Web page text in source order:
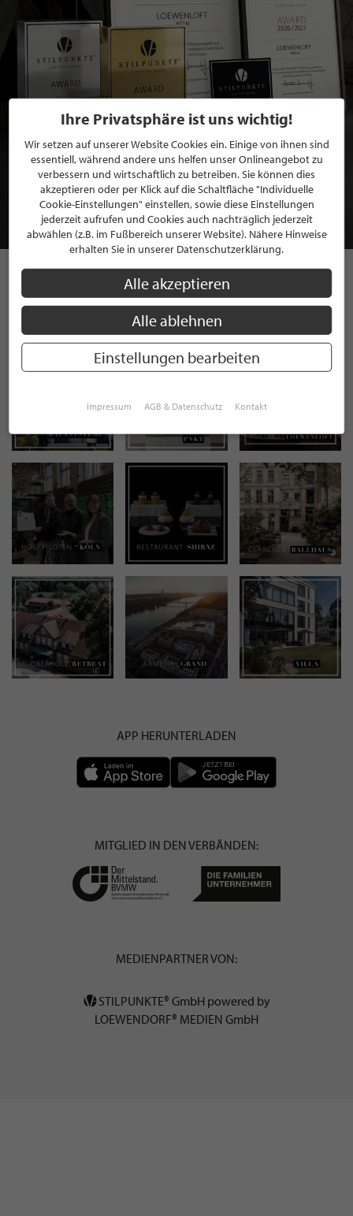
BEWERBEN SIE SICH FÜR EINE GRATIS
MITGLIEDSCHAFT BEI STILPUNKTE®
JETZT GRATIS BEWERBEN
STILPUNKTE AUF
INSTAGRAM
APP HERUNTERLADEN
MITGLIED IN DEN VERBÄNDEN:
MEDIENPARTNER VON:
STILPUNKTE® GmbH powered by
LOEWENDORF® MEDIEN GmbH
Ihre Privatsphäre ist uns wichtig!
Wir setzen auf unserer Website Cookies ein. Einige von ihnen sind
essentiell, während andere uns helfen unser Onlineangebot zu
verbessern und wirtschaftlich zu betreiben. Sie können dies
akzeptieren oder per Klick auf die Schaltfläche "Individuelle
Cookie-Einstellungen" einstellen, sowie diese Einstellungen
jederzeit aufrufen und Cookies auch nachträglich jederzeit
abwählen (z.B. im Fußbereich unserer Website). Nähere Hinweise
erhalten Sie in unserer Datenschutzerklärung.
Alle akzeptieren
Alle ablehnen
Einstellungen bearbeiten
Impressum AGB & Datenschutz Kontakt